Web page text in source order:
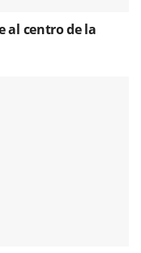
al centro de la